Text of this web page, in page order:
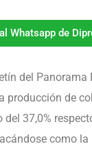
Whatsapp de
del
producción de
37,0%
como